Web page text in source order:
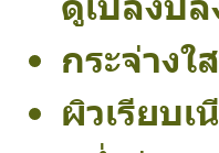
กระจ่างใ
ผิวเรียบเ